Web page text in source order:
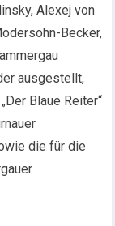
Alexej von
Becker,
ausgestellt,
Blaue Reiter“
die für die